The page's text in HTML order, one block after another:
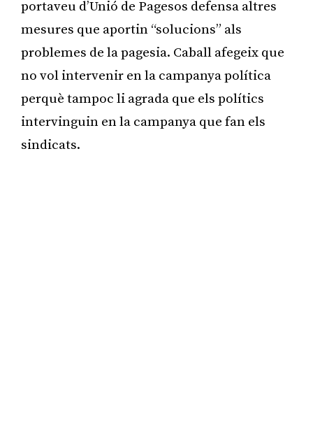
portaveu d’Unió de Pagesos defensa altres
mesures que aportin “solucions” als
problemes de la pagesia. Caball afegeix que
no vol intervenir en la campanya política
perquè tampoc li agrada que els polítics
intervinguin en la campanya que fan els
sindicats.